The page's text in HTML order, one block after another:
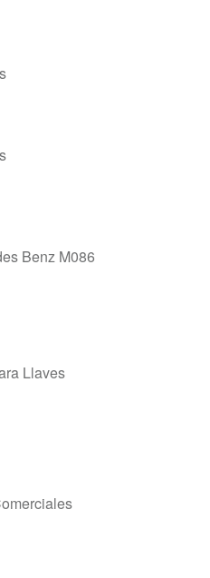
Benz M086
Llaves